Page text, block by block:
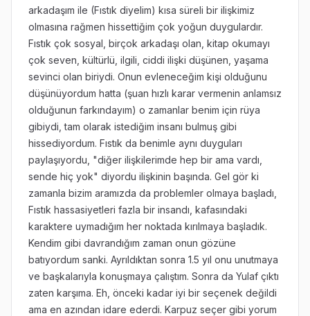
arkadaşım ile (Fıstık diyelim) kısa süreli bir ilişkimiz
olmasına rağmen hissettiğim çok yoğun duygulardır.
Fıstık çok sosyal, birçok arkadaşı olan, kitap okumayı
çok seven, kültürlü, ilgili, ciddi ilişki düşünen, yaşama
sevinci olan biriydi. Onun evleneceğim kişi olduğunu
düşünüyordum hatta (şuan hızlı karar vermenin anlamsız
olduğunun farkındayım) o zamanlar benim için rüya
gibiydi, tam olarak istediğim insanı bulmuş gibi
hissediyordum. Fıstık da benimle aynı duyguları
paylaşıyordu, "diğer ilişkilerimde hep bir ama vardı,
sende hiç yok" diyordu ilişkinin başında. Gel gör ki
zamanla bizim aramızda da problemler olmaya başladı,
Fıstık hassasiyetleri fazla bir insandı, kafasındaki
karaktere uymadığım her noktada kırılmaya başladık.
Kendim gibi davrandığım zaman onun gözüne
batıyordum sanki. Ayrıldıktan sonra 1.5 yıl onu unutmaya
ve başkalarıyla konuşmaya çalıştım. Sonra da Yulaf çıktı
zaten karşıma. Eh, önceki kadar iyi bir seçenek değildi
ama en azından idare ederdi. Karpuz seçer gibi yorum